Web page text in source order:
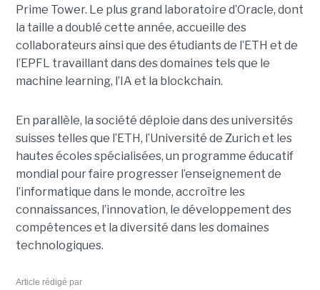
Prime Tower. Le plus grand laboratoire d’Oracle, dont
la taille a doublé cette année, accueille des
collaborateurs ainsi que des étudiants de l’ETH et de
l’EPFL travaillant dans des domaines tels que le
machine learning, l’IA et la blockchain.
En parallèle, la société déploie dans des universités
suisses telles que l’ETH, l’Université de Zurich et les
hautes écoles spécialisées, un programme éducatif
mondial pour faire progresser l’enseignement de
l’informatique dans le monde, accroître les
connaissances, l’innovation, le développement des
compétences et la diversité dans les domaines
technologiques.
Article rédigé par